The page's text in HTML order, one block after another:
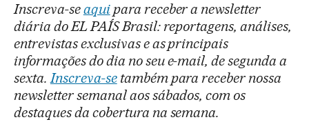
Inscreva-seaquipara receber a newsletter
diária do EL PAÍS Brasil: reportagens, análises,
entrevistas exclusivas e as principais
informações do dia no seu e-mail, de segunda a
sexta.Inscreva-setambém para receber nossa
newsletter semanal aos sábados, com os
destaques da cobertura na semana.